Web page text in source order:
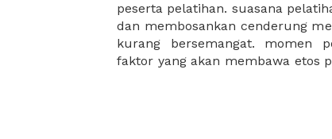
peserta pelatihan. suasana
dan membosankan cenderung
kurang bersemangat. momen
faktor yang akan membawa etos
lagi. XWORK akan selalu hadir